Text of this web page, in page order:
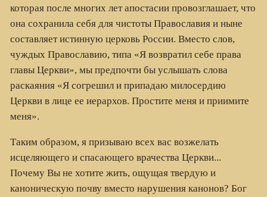
которая после многих лет апостасии провозглашает, что
она сохранила себя для чистоты Православия и ныне
составляет истинную церковь России. Вместо слов,
чуждых Православию, типа «Я возвратил себе права
главы Церкви», мы предпочти бы услышать слова
раскаяния «Я согрешил и припадаю милосердию
Церкви в лице ее иерархов. Простите меня и приимите
меня».
Таким образом, я призываю всех вас возжелать
исцеляющего и спасающего врачества Церкви...
Почему Вы не хотите жить, ощущая твердую и
каноническую почву вместо нарушения канонов? Бог